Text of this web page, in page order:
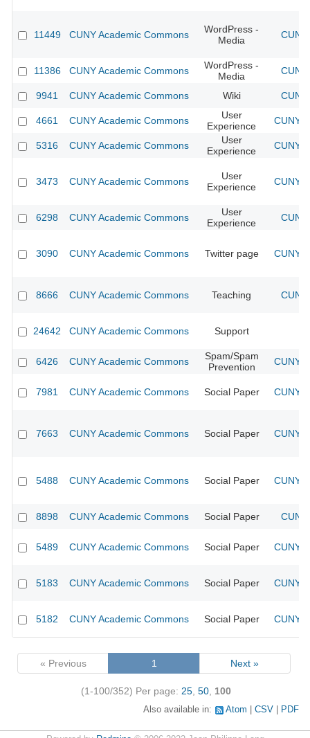
11449 CUNY Academic Commons
WordPress -
Media
11386 CUNY Academic Commons
WordPress -
Media
9941 CUNY Academic Commons Wiki
4661 CUNY Academic Commons
User
Experience
CUNY
5316 CUNY Academic Commons
User
Experience
CUNY
3473 CUNY Academic Commons
User
Experience
CUNY
6298 CUNY Academic Commons
User
Experience
3090 CUNY Academic Commons Twitter page CUNY
8666 CUNY Academic Commons Teaching
24642 CUNY Academic Commons Support
6426 CUNY Academic Commons
Spam/Spam
Prevention
CUNY
7981 CUNY Academic Commons Social Paper CUNY
7663 CUNY Academic Commons Social Paper CUNY
5488 CUNY Academic Commons Social Paper CUNY
8898 CUNY Academic Commons Social Paper
5489 CUNY Academic Commons Social Paper CUNY
5183 CUNY Academic Commons Social Paper CUNY
5182 CUNY Academic Commons Social Paper CUNY
« Previous 1 Next »
(1-100/352) Per page: 25 50 100
Also available in: Atom CSV PDF